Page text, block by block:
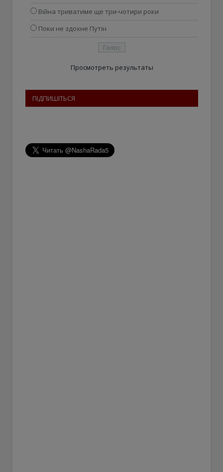
Війна триватиме ще три-чотири роки
Поки не здохне Путін
Просмотреть результаты
ПІДПИШІТЬСЯ